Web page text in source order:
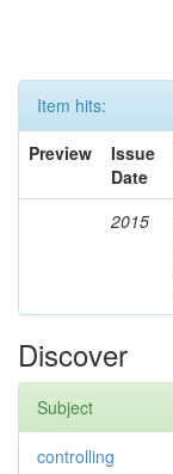
Item hits:
Preview
Issue
Date
2015
Discover
Subject
controlling